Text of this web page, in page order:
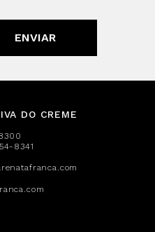
ENVIAR
DO CREME
8341